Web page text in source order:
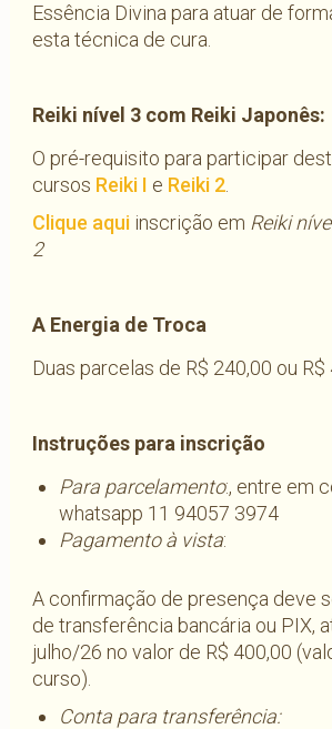
Essência Divina para atuar de
esta técnica de cura.
Reiki nível 3 com Reiki
O pré-requisito para participar
cursos Reiki I e Reiki 2.
Clique aquiinscrição em Reiki
2
A Energia de Troca
Duas parcelas de R$ 240,00 ou R$
Instruções para inscrição
Para parcelamento:, entre em
whatsapp 11 94057 3974
Pagamento à vista:
A confirmação de presença deve
de transferência bancária ou PIX,
julho/26 no valor de R$ 400,00
curso).
Conta para transferência: